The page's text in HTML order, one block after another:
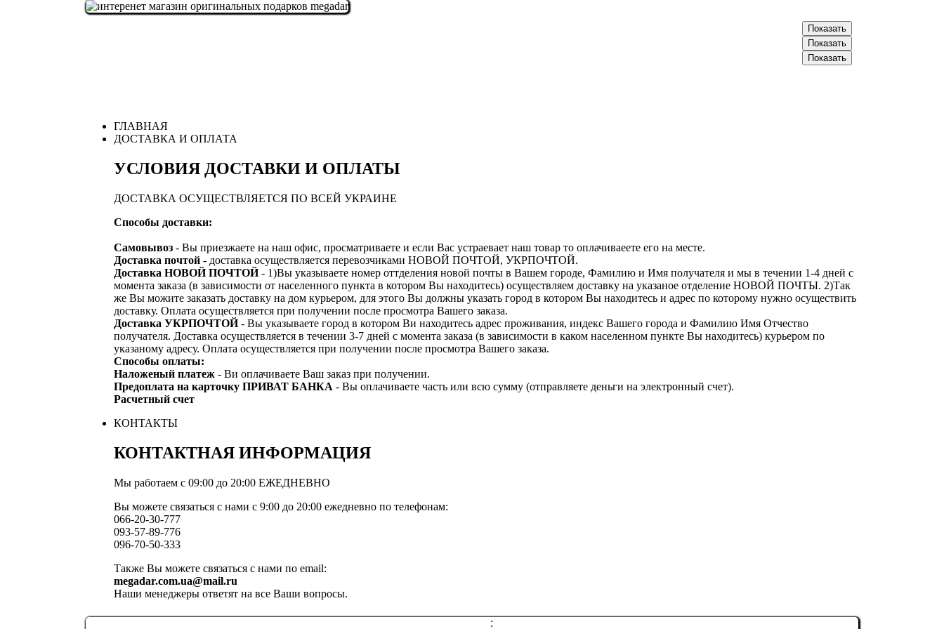
Показать
Показать
Показать
ГЛАВНАЯ
ДОСТАВКА И ОПЛАТА
УСЛОВИЯ ДОСТАВКИ И ОПЛАТЫ
ДОСТАВКА ОСУЩЕСТВЛЯЕТСЯ ПО ВСЕЙ УКРАИНЕ
Способы доставки:
Самовывоз - Вы приезжаете на наш офис, просматриваете и если Вас устраевает наш товар то оплачиваеете его на месте.
Доставка почтой - доставка осуществляется перевозчиками НОВОЙ ПОЧТОЙ, УКРПОЧТОЙ.
Доставка НОВОЙ ПОЧТОЙ- 1)Вы указываете номер оттделения новой почты в Вашем городе, Фамилию и Имя получателя и мы в течении 1-4 дней с
момента заказа (в зависимости от населенного пункта в котором Вы находитесь) осуществляем доставку на указаное отделение НОВОЙ ПОЧТЫ. 2)Так
же Вы можите заказать доставку на дом курьером, для этого Вы должны указать город в котором Вы находитесь и адрес по которому нужно осуществить
доставку. Оплата осуществляется при получении после просмотра Вашего заказа.
Доставка УКРПОЧТОЙ- Вы указываете город в котором Ви находитесь адрес проживания, индекс Вашего города и Фамилию Имя Отчество
получателя. Доставка осуществляется в течении 3-7 дней с момента заказа (в зависимости в каком населенном пункте Вы находитесь) курьером по
указаному адресу. Оплата осуществляется при получении после просмотра Вашего заказа.
Способы оплаты:
Наложеный платеж - Ви оплачиваете Ваш заказ при получении.
Предоплата на карточку ПРИВАТ БАНКА - Вы оплачиваете часть или всю сумму (отправляете деньги на электронный счет).
Расчетный счет
КОНТАКТЫ
КОНТАКТНАЯ ИНФОРМАЦИЯ
Мы работаем с 09:00 до 20:00 ЕЖЕДНЕВНО
Вы можете связаться с нами с 9:00 до 20:00 ежедневно по телефонам:
066-20-30-777
093-57-89-776
096-70-50-333
Также Вы можете связаться с нами по email:
megadar.com.ua@mail.ru
Наши менеджеры ответят на все Ваши вопросы.
: